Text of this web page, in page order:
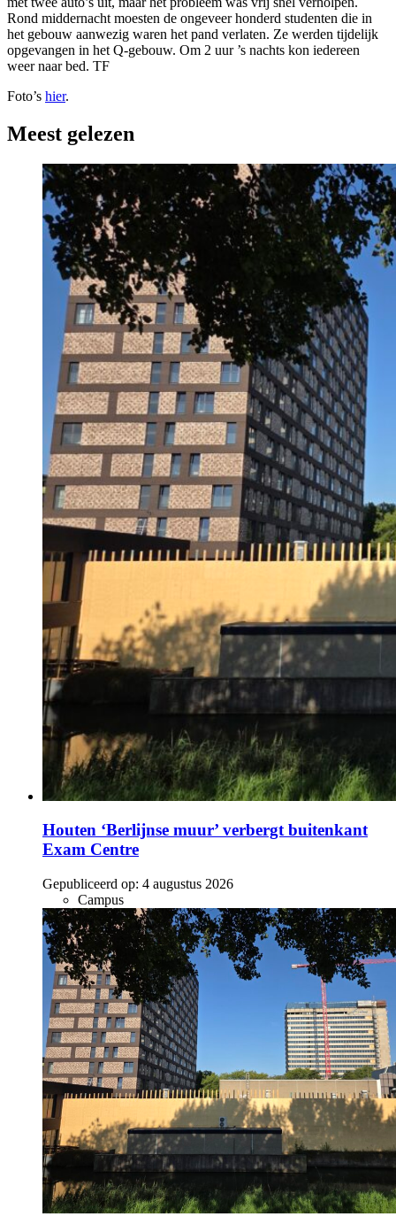
Rond middernacht moesten de ongeveer honderd studenten die in
het gebouw aanwezig waren het pand verlaten. Ze werden tijdelijk
opgevangen in het Q-gebouw. Om 2 uur ’s nachts kon iedereen
weer naar bed. TF
Foto’s hier.
Meest gelezen
Houten ‘Berlijnse muur’ verbergt buitenkant
Exam Centre
Gepubliceerd op: 4 augustus 2026
Campus